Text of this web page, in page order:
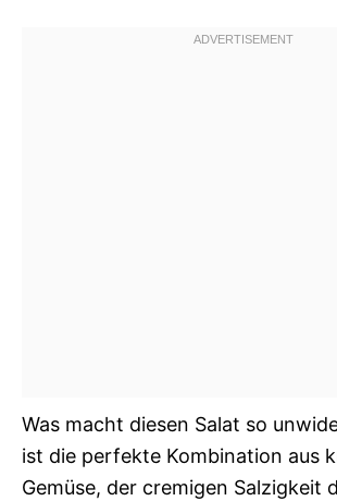
Was macht diesen Salat so
ist die perfekte Kombination aus
Gemüse, der cremigen Salzigkeit